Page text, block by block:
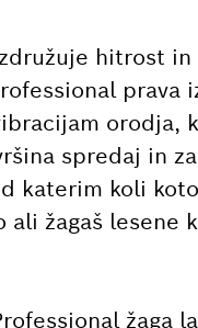
hitrost
orodja,
spredaj in
katerim koli
žagaš lesene
žaga